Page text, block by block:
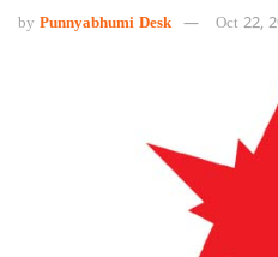
by Punnyabhumi Desk Oct 22,